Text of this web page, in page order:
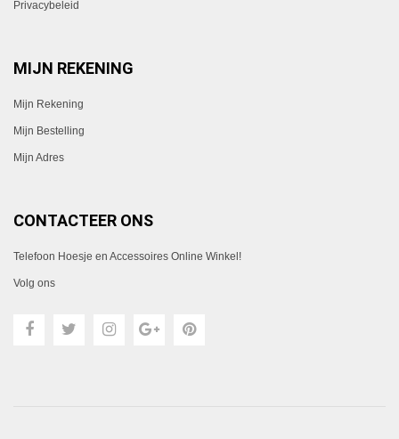
Privacybeleid
MIJN REKENING
Mijn Rekening
Mijn Bestelling
Mijn Adres
CONTACTEER ONS
Telefoon Hoesje en Accessoires Online Winkel!
Volg ons